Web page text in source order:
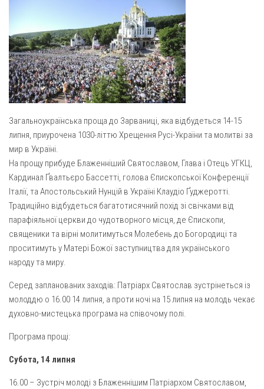
Архистратига Михаїла (м. Люботин)
Покрови Пресвятої Богородиці (с. Вільча)
Преображенська парафія (м. Лозова)
Парафія Благовіщення Пресвятої Богородиці (смт
Золочів)
Парафія Різдва Пресвятої Богородиці м. Берестин
Парохії Полтавської області
Пресвятої Трійці (м. Полтава)
Всіх Святих українського народу (м. Полтава)
Свято-Юріївська парафія (м. Полтава)
Архистратига Михаїла (с. Пригарівка)
Благовіщення Пресвятої Богородиці (с. Шевченки)
Введення у храм Пресвятої Богородиці (с. Дашківка)
Вознесіння ГНІХ (с. Витівка)
Вознесіння Господнього (м. Кобеляки)
Пророка Іллі (смт. Білики)
Св. Апостола Андрія Первозванного (с. Засулля)
Св. Миколая (с. Деменки)
Успіння Пресвятої Богородиці (м. Кременчук)
Газета Християнський голос
Надруковані числа
Молитви
Галерея
Рух pro-life
Загальноукраїнська проща до Зарваниці, яка відбудеться 14-15
липня, приурочена 1030-літтю Хрещення Русі-України та молитві за
мир в Україні.
На прощу прибуде Блаженніший Святославом, Глава і Отець УГКЦ,
Кардинал Ґвалтьєро Бассетті, голова Єпископської Конференції
Італії, та Апостольський Нунцій в Україні Клаудіо Ґуджеротті.
Традиційно відбудеться багатотисячний похід зі свічками від
парафіяльної церкви до чудотворного місця, де Єпископи,
священики та вірні молитимуться Молебень до Богородиці та
проситимуть у Матері Божої заступництва для українського
народу та миру.
Серед запланованих заходів: Патріарх Святослав зустрінеться із
молоддю о 16.00 14 липня, а проти ночі на 15 липня на молодь чекає
духовно-мистецька програма на співочому полі.
Програма прощі:
Субота, 14 липня
16.00 – Зустріч молоді з Блаженнішим Патріархом Святославом,